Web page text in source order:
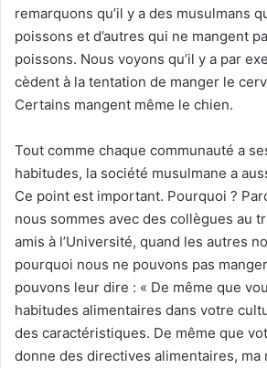
remarquons qu’il y a des musulmans
poissons et d’autres qui ne mangent
poissons. Nous voyons qu’il y a par
cèdent à la tentation de manger le
Certains mangent même le chien.
Tout comme chaque communauté a
habitudes, la société musulmane a
Ce point est important. Pourquoi ?
nous sommes avec des collègues au
amis à l’Université, quand les autres
pourquoi nous ne pouvons pas
pouvons leur dire : « De même que
habitudes alimentaires dans votre
des caractéristiques. De même que
donne des directives alimentaires, ma